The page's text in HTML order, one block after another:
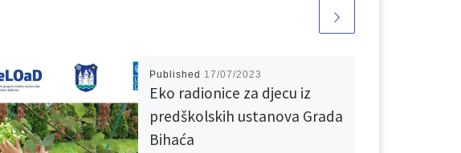
Published 17/07/2023
Eko radionice za djecu iz
predškolskih ustanova Grada
Bihaća